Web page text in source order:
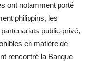
ont notamment porté
philippins, les
public-privé,
en matière de
rencontré la Banque